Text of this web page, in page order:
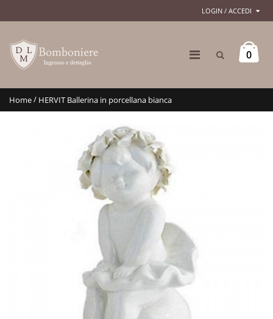
LOGIN / ACCEDI
0
Home/ HERVIT Ballerina in porcellana bianca